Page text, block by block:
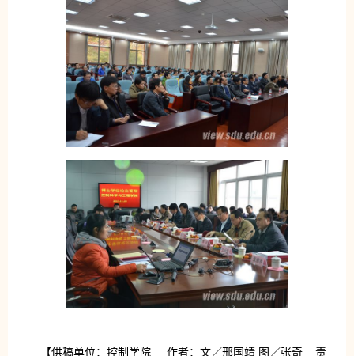
【供稿单位：控制学院 作者：文／邢国靖 图／张奇 责